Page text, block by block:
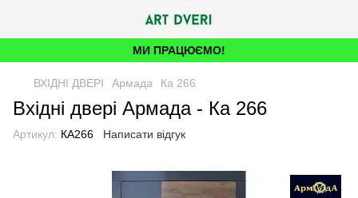
МИ ПРАЦЮЄМО!
ВХІДНІ ДВЕРІ Армада Ка 266
Вхідні двері Армада - Ка 266
Артикул: КА266 Написати відгук